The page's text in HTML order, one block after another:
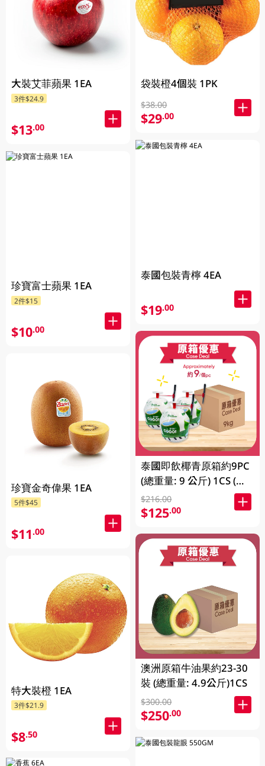
大裝艾菲蘋果 1EA
3件$24.9
$13.00
珍寶富士蘋果 1EA
2件$15
$10.00
珍寶金奇偉果 1EA
5件$45
$11.00
特大裝橙 1EA
3件$21.9
$8.50
袋裝橙4個裝 1PK
$38.00
$29.00
泰國包裝青檸 4EA
$19.00
泰國即飲椰青原箱約9PC
(總重量: 9 公斤) 1CS (包
裝及品牌隨機發放)
$216.00
$125.00
澳洲原箱牛油果約23-30
裝 (總重量: 4.9公斤)1CS
$300.00
$250.00